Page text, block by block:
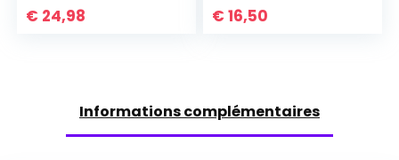
€ 24,98 € 16,50
Informations complémentaires